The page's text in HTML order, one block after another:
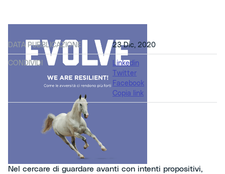
DATA PUBBLICAZIONE 23 Dic, 2020
CONDIVIDI
Linkedin
Twitter
Facebook
Copia link
Nel cercare di guardare avanti con intenti propositivi,